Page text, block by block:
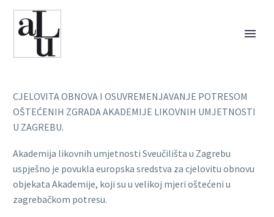
CJELOVITA OBNOVA I OSUVREMENJAVANJE POTRESOM
OŠTEĆENIH ZGRADA AKADEMIJE LIKOVNIH UMJETNOSTI
U ZAGREBU.
Akademija likovnih umjetnosti Sveučilišta u Zagrebu
uspješno je povukla europska sredstva za cjelovitu obnovu
objekata Akademije, koji su u velikoj mjeri oštećeni u
zagrebačkom potresu.